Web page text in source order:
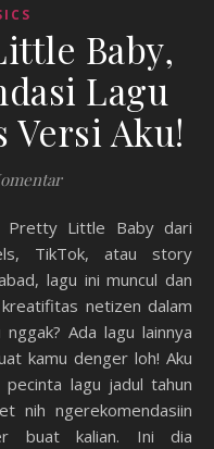
Baby,
Lagu
Versi Aku!
TikTok, atau story
lagu ini muncul dan
netizen dalam
Ada lagu lainnya
kamu denger loh! Aku
pecinta lagu jadul tahun
nih ngerekomendasiin
buat kalian. Ini dia